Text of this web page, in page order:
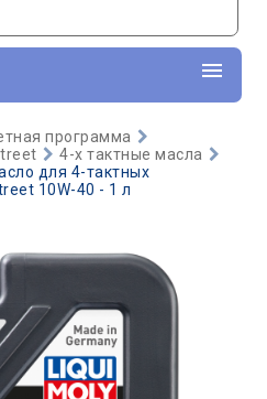
программа
4-х тактные масла
для 4-тактных
10W-40 - 1 л